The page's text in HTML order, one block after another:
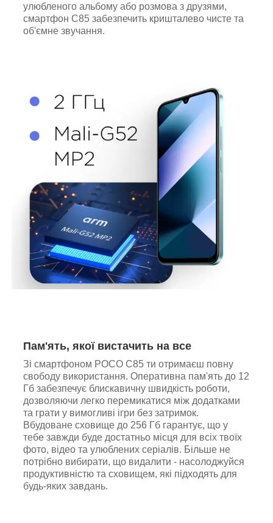
улюбленого альбому або розмова з друзями,
смартфон C85 забезпечить кришталево чисте та
об'ємне звучання.
Пам'ять, якої вистачить на все
Зі смартфоном POCO C85 ти отримаєш повну
свободу використання. Оперативна пам'ять до 12
Гб забезпечує блискавичну швидкість роботи,
дозволяючи легко перемикатися між додатками
та грати у вимогливі ігри без затримок.
Вбудоване сховище до 256 Гб гарантує, що у
тебе завжди буде достатньо місця для всіх твоїх
фото, відео та улюблених серіалів. Більше не
потрібно вибирати, що видалити - насолоджуйся
продуктивністю та сховищем, які підходять для
будь-яких завдань.